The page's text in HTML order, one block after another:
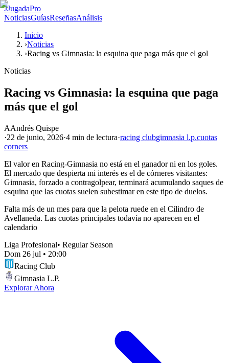
JJugadaPro
NoticiasGuíasReseñasAnálisis
Inicio
›Noticias
›Racing vs Gimnasia: la esquina que paga más que el gol
Noticias
Racing vs Gimnasia: la esquina que paga
más que el gol
AAndrés Quispe
·22 de junio, 2026·4 min de lectura·racing clubgimnasia l.p.cuotas
corners
El valor en Racing-Gimnasia no está en el ganador ni en los goles.
El mercado que despierta mi interés es el de córneres visitantes:
Gimnasia, forzado a contragolpear, terminará acumulando saques de
esquina que las cuotas suelen subestimar en este tipo de duelos.
Falta más de un mes para que la pelota ruede en el Cilindro de
Avellaneda. Las cuotas principales todavía no aparecen en el
calendario
Liga Profesional• Regular Season
Dom 26 jul • 20:00
Racing Club
Gimnasia L.P.
Explorar Ahora